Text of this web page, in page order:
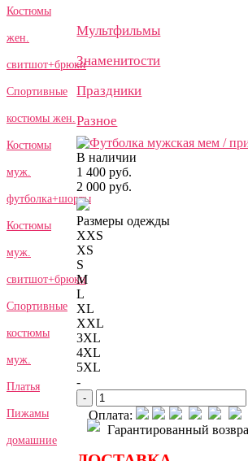
Костюмы
жен.
свитшот+брюки
Спортивные
костюмы жен.
Костюмы
муж.
футболка+шорты
Костюмы
муж.
свитшот+брюки
Спортивные
костюмы
муж.
Платья
Пижамы
домашние
Мультфильмы
Знаменитости
Праздники
Разное
В наличии
1 400 руб.
2 000 руб.
Размеры одежды
XXS
XS
S
M
L
XL
XXL
3XL
4XL
5XL
-
-
Оплата:
Гарантированный